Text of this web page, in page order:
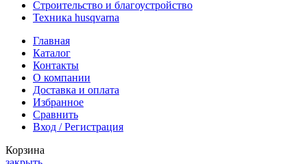
Строительство и благоустройство
Техника husqvarna
Главная
Каталог
Контакты
О компании
Доставка и оплата
Избранное
Сравнить
Вход / Регистрация
Корзина